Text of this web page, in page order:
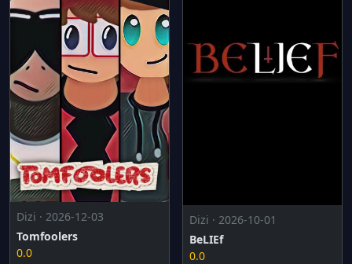
Dizi · 2026-12-03
Tomfoolers
0.0
Dizi · 2026-10-01
BeLIEf
0.0